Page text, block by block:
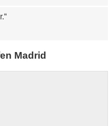
Madrid